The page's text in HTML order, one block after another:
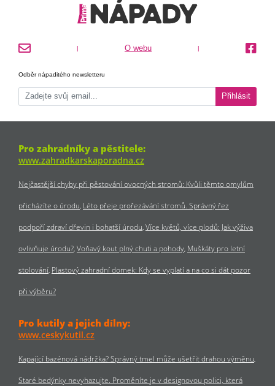
| O webu |
Odběr nápaditého newsletteru
Přihlásit
Pro zahradníky a pěstitele:
www.zahradkarskaporadna.cz
Nejčastější chyby při pěstování ovocných stromů: Kvůli těmto omylům
přicházíte o úrodu Léto přeje prořezávání stromů. Správný řez
podpoří zdraví dřevin i bohatší úrodu Více květů, více plodů: Jak výživa
ovlivňuje úrodu? Voňavý kout plný chuti a pohody Muškáty pro letní
stolování Plastový zahradní domek: Kdy se vyplatí a na co si dát pozor
při výběru?
Pro kutily a jejich dílny:
www.ceskykutil.cz
Kapající bazénová nádržka? Správný tmel může ušetřit drahou výměnu
Staré bedýnky nevyhazujte. Proměníte je v designovou polici, která